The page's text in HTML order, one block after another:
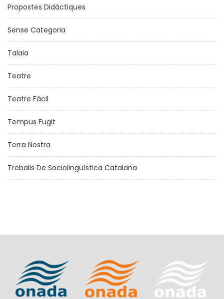
Propostes Didàctiques
Sense Categoria
Talaia
Teatre
Teatre Fàcil
Tempus Fugit
Terra Nostra
Treballs De Sociolingüística Catalana